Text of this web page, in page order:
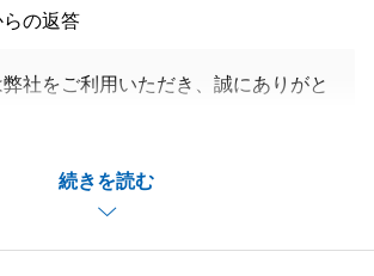
続きを読む
の返答
社をご利用いただき、誠にありがと
し上げます。
家族の皆様がご満足いただけたようで
います。